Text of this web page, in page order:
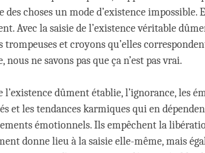
des choses un mode d’existence
Avec la saisie de l’existence véritable
trompeuses et croyons qu’elles
nous ne savons pas que ça n’est pas vrai.
l’existence dûment établie, l’ignorance, les
et les tendances karmiques qui en
émotionnels. Ils empêchent la
donne lieu à la saisie elle-même, mais